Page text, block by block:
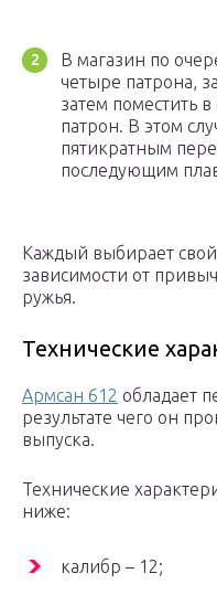
В магазин по
четыре патрона,
затем поместить
патрон. В этом
пятикратным
последующим
Каждый выбирает свой
зависимости от
ружья.
Технические
Армсан 612 обладает
результате чего он
выпуска.
Технические
ниже:
калибр – 12;